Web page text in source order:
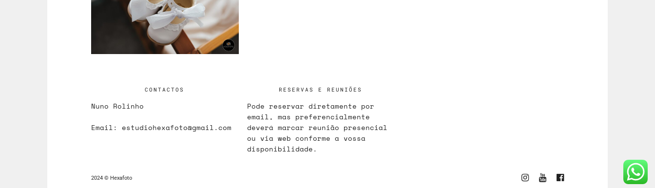
CONTACTOS
Nuno Rolinho
Email: estudiohexafoto@gmail.com
RESERVAS E REUNIÕES
Pode reservar diretamente por
email, mas preferencialmente
deverá marcar reunião presencial
ou via web conforme a vossa
disponibilidade.
2024 © Hexafoto